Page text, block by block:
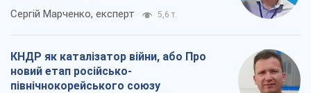
Сергій Марченко, експерт 5,6 т.
КНДР як каталізатор війни, або Про
новий етап російсько-
північнокорейського союзу